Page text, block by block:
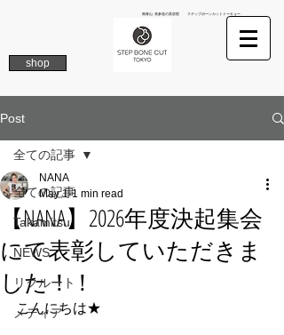
南青山 表参道の美容院 ステップボーンカットトーキョー
shop
Post
全ての記事
Takamitsu
NEWS
リクルート
メディア
全ての記事
【NANA】2026年度決起集会
にて表彰していただきま
した！！
NANA
May 1 1 min read
こんにちは★